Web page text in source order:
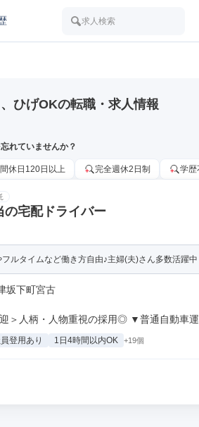
求人検索
ひげOKの転職・求人情報
れていませんか？
休日120日以上 完全週休2日制 学歴
の宅配ドライバー
ルタイムなど働き方自由♪主婦(夫)さん多数活躍
坂下町宮古
＞人柄・人物重視の採用◎ ▼普通自動車運
登用あり 1日4時間以内OK +19個